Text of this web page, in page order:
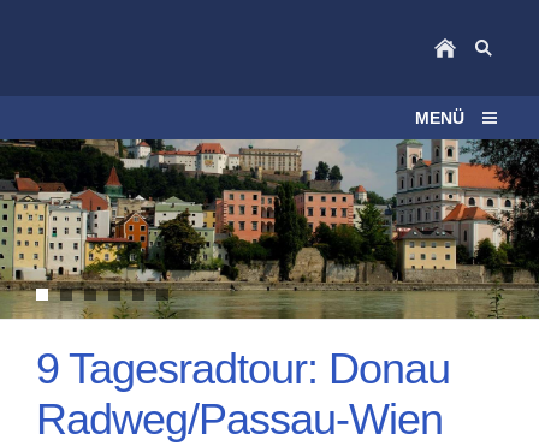
MENÜ
9 Tagesradtour: Donau
Radweg/Passau-Wien